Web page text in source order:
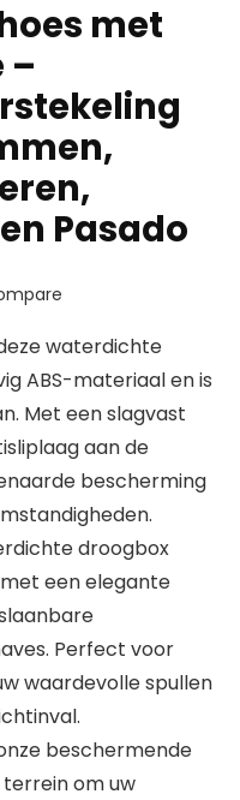
met
–
Pasado
waterdichte
ABS-materiaal en is
Met een slagvast
aan de
bescherming
droogbox
een elegante
Perfect voor
waardevolle spullen
beschermende
terrein om uw